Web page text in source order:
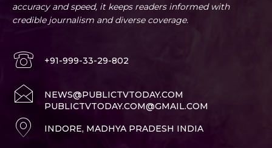
accuracy and speed, it keeps readers informed with
credible journalism and diverse coverage.
+91-999-33-29-802
NEWS@PUBLICTVTODAY.COM
PUBLICTVTODAY.COM@GMAIL.COM
INDORE, MADHYA PRADESH INDIA